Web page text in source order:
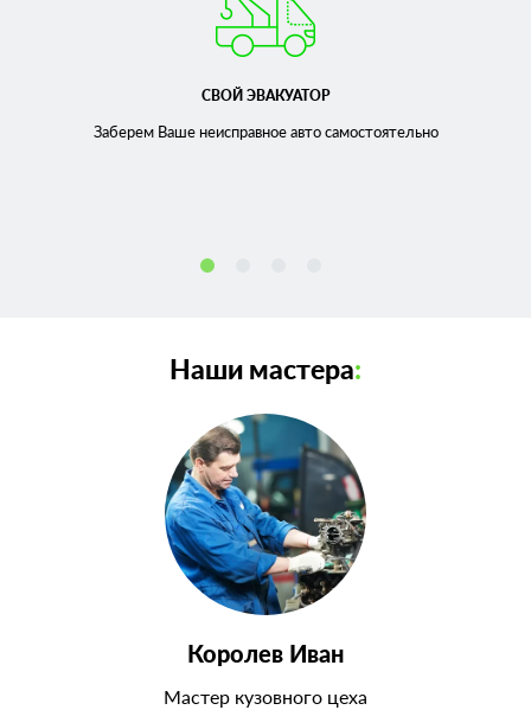
СВОЙ ЭВАКУАТОР
Заберем Ваше неисправноеавто самостоятельно
Наши мастера:
Королев Иван
Мастер кузовного цеха